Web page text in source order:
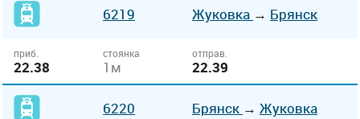
6219 Жуковка → Брянск
приб.
22.38
стоянка
1м
отправ.
22.39
6220 Брянск → Жуковка